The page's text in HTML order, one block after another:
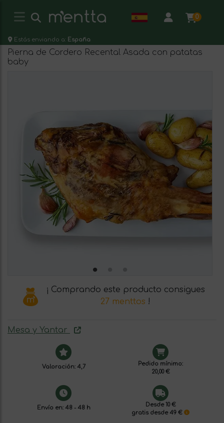
0
Estás enviando a: España
Pierna de Cordero Recental Asada con patatas
baby
¡ Comprando este producto consigues
27 menttos !
Mesa y Yantar
Valoración: 4,7
Pedido mínimo:
20,00 €
Envío en: 48 - 48 h
Desde 10 €
gratis desde 49 €